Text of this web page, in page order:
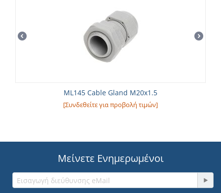
ML145 Cable Gland M20x1.5
[Συνδεθείτε για προβολή τιμών]
Μείνετε Ενημερωμένοι